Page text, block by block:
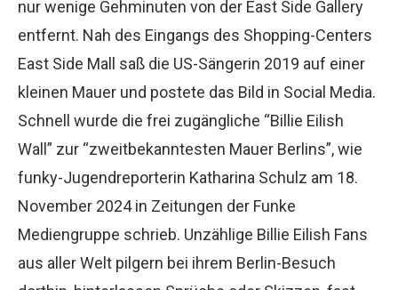
nur wenige Gehminuten von der East Side Gallery
entfernt. Nah des Eingangs des Shopping-Centers
East Side Mall saß die US-Sängerin 2019 auf einer
kleinen Mauer und postete das Bild in Social Media.
Schnell wurde die frei zugängliche “Billie Eilish
Wall” zur “zweitbekanntesten Mauer Berlins”, wie
funky-Jugendreporterin Katharina Schulz am 18.
November 2024 in Zeitungen der Funke
Mediengruppe schrieb. Unzählige Billie Eilish Fans
aus aller Welt pilgern bei ihrem Berlin-Besuch